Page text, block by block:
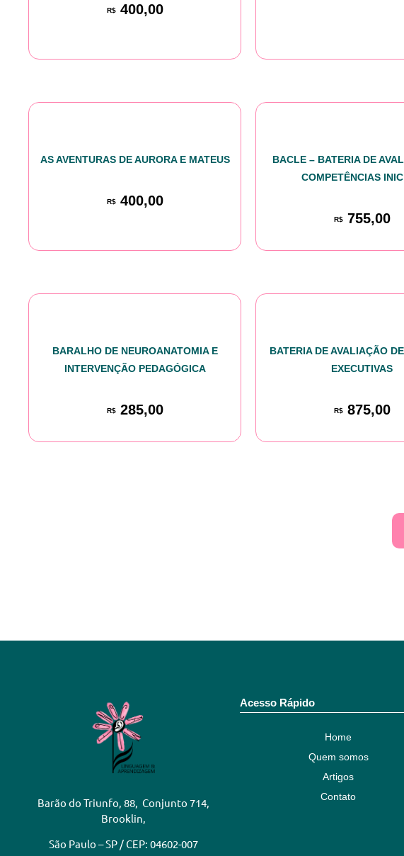
R$400,00
AS AVENTURAS DE AURORA E MATEUS
R$400,00
BACLE – BATERIA DE
COMPETÊNCIAS
R$755,00
BARALHO DE NEUROANATOMIA E
INTERVENÇÃO PEDAGÓGICA
R$285,00
BATERIA DE AVALIAÇÃO
EXECUTIVAS
R$875,00
Barão do Triunfo, 88, Conjunto 714,
Brooklin,
São Paulo – SP / CEP: 04602-007
Acesso Rápido
Home
Quem somos
Artigos
Contato